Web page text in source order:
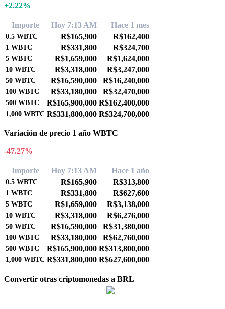
+2.22%
Importe Hoy 7:13 AM Hace 1 mes
0.5 WBTC R$165,900 R$162,400
1 WBTC R$331,800 R$324,700
5 WBTC R$1,659,000 R$1,624,000
10 WBTC R$3,318,000 R$3,247,000
50 WBTC R$16,590,000 R$16,240,000
100 WBTC R$33,180,000 R$32,470,000
500 WBTC R$165,900,000 R$162,400,000
1,000 WBTC R$331,800,000 R$324,700,000
Variación de precio 1 año WBTC
-47.27%
Importe Hoy 7:13 AM Hace 1 año
0.5 WBTC R$165,900 R$313,800
1 WBTC R$331,800 R$627,600
5 WBTC R$1,659,000 R$3,138,000
10 WBTC R$3,318,000 R$6,276,000
50 WBTC R$16,590,000 R$31,380,000
100 WBTC R$33,180,000 R$62,760,000
500 WBTC R$165,900,000 R$313,800,000
1,000 WBTC R$331,800,000 R$627,600,000
Convertir otras criptomonedas a BRL